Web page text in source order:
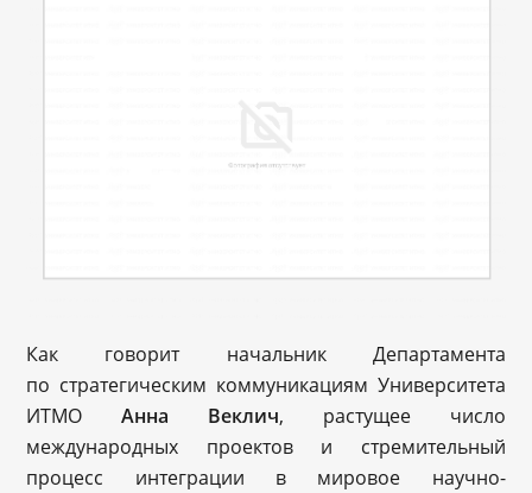
Как говорит начальник Департамента
по стратегическим коммуникациям Университета
ИТМОАнна Веклич, растущее число
международных проектов и стремительный
процесс интеграции в мировое научно-